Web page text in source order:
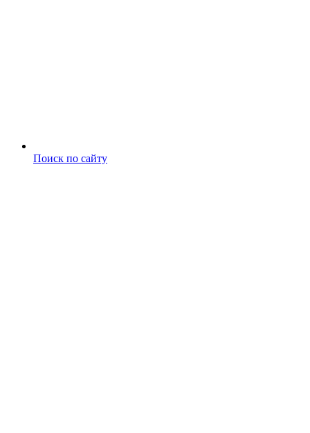
Поиск по сайту